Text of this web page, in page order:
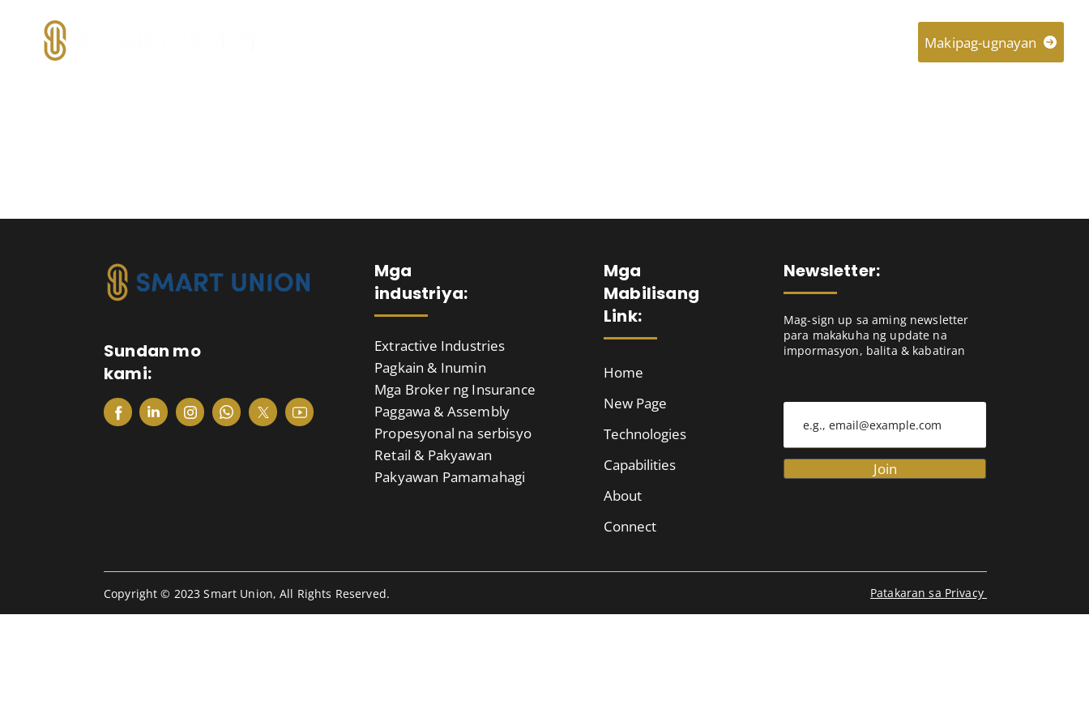
Makipag-ugnayan
Sundan mo
kami:
Mga
industriya:
Extractive Industries
Pagkain & Inumin
Mga Broker ng Insurance
Paggawa & Assembly
Propesyonal na serbisyo
Retail & Pakyawan
Pakyawan Pamamahagi
Mga
Mabilisang
Link:
Home
New Page
Technologies
Capabilities
About
Connect
Newsletter:
Mag-sign up sa aming newsletter
para makakuha ng update na
impormasyon, balita & kabatiran
Join
Copyright © 2023 Smart Union, All Rights Reserved. Patakaran sa Privacy